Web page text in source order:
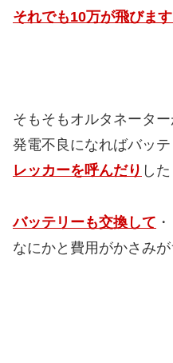
それでも10万が飛びます
そもそもオルタネータ
発電不良になればバッ
レッカーを呼んだり した
バッテリーも交換して
なにかと費用がかさみが